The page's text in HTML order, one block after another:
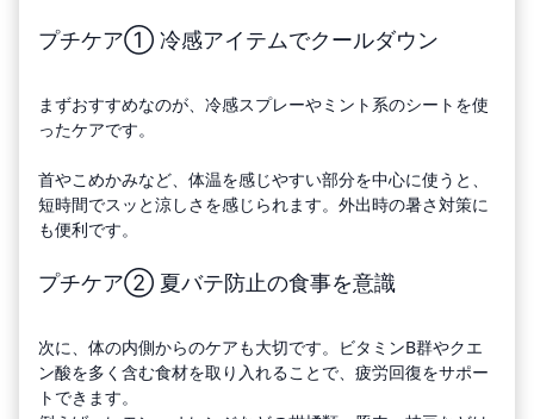
プチケア① 冷感アイテムでクールダウン
まずおすすめなのが、冷感スプレーやミント系のシートを使
ったケアです。
首やこめかみなど、体温を感じやすい部分を中心に使うと、
短時間でスッと涼しさを感じられます。外出時の暑さ対策に
も便利です。
プチケア② 夏バテ防止の食事を意識
次に、体の内側からのケアも大切です。ビタミンB群やクエ
ン酸を多く含む食材を取り入れることで、疲労回復をサポー
トできます。